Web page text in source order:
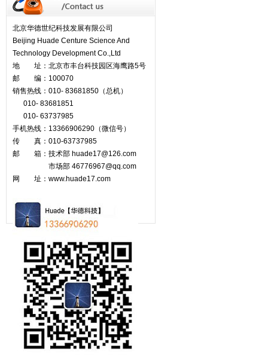
北京华德世纪科技发展有限公司
Beijing Huade Centure Science And
Technology Development Co.,Ltd
地 址：北京市丰台科技园区海鹰路5号
邮 编：100070
销售热线：010- 83681850（总机）
010- 83681851
010- 63737985
手机热线：13366906290（微信号）
传 真：010-63737985
邮 箱：技术部 huade17@126.com
市场部 46776967@qq.com
网 址：www.huade17.com